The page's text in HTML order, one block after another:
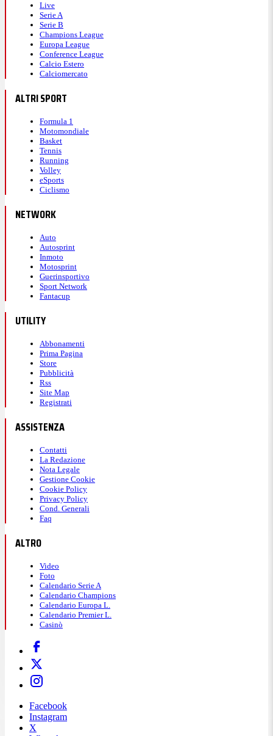
Live
Serie A
Serie B
Champions League
Europa League
Conference League
Calcio Estero
Calciomercato
ALTRI SPORT
Formula 1
Motomondiale
Basket
Tennis
Running
Volley
eSports
Ciclismo
NETWORK
Auto
Autosprint
Inmoto
Motosprint
Guerinsportivo
Sport Network
Fantacup
UTILITY
Abbonamenti
Prima Pagina
Store
Pubblicità
Rss
Site Map
Registrati
ASSISTENZA
Contatti
La Redazione
Nota Legale
Gestione Cookie
Cookie Policy
Privacy Policy
Cond. Generali
Faq
ALTRO
Video
Foto
Calendario Serie A
Calendario Champions
Calendario Europa L.
Calendario Premier L.
Casinò
Facebook
Instagram
X